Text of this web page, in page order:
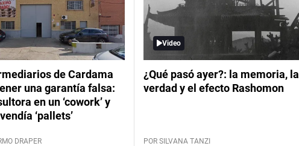
de Cardama
una garantía falsa:
en un ‘cowork’ y
‘pallets’
DRAPER
Video
¿Qué pasó ayer?: la memoria, la
verdad y el efecto Rashomon
POR SILVANA TANZI